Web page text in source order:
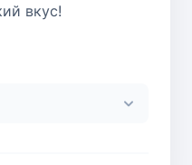
вкус!